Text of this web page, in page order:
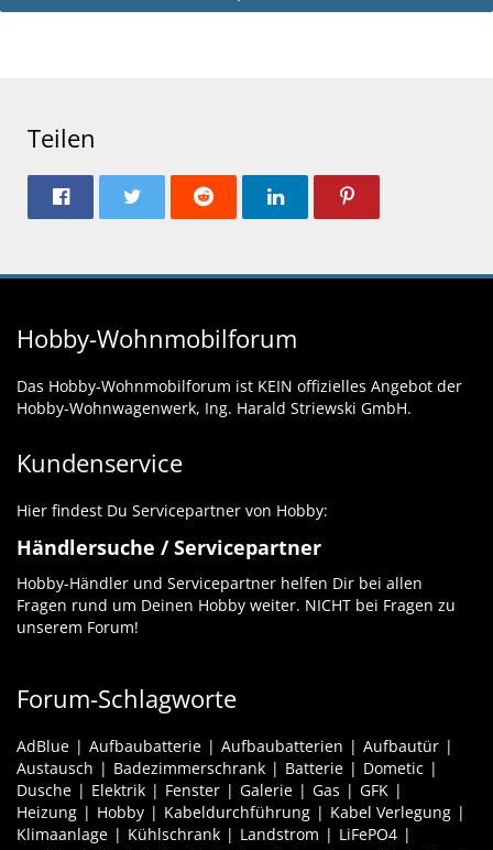
Teilen
Hobby-Wohnmobilforum
Das Hobby-Wohnmobilforum ist KEIN offizielles Angebot der
Hobby-Wohnwagenwerk, Ing. Harald Striewski GmbH.
Kundenservice
Hier findest Du Servicepartner von Hobby:
Händlersuche / Servicepartner
Hobby-Händler und Servicepartner helfen Dir bei allen
Fragen rund um Deinen Hobby weiter. NICHT bei Fragen zu
unserem Forum!
Forum-Schlagworte
AdBlue Aufbaubatterie Aufbaubatterien
Aufbautür
Austausch
Badezimmerschrank Batterie
Dometic
Dusche
Elektrik Fenster Galerie Gas
GFK
Heizung
Hobby Kabeldurchführung
Kabel Verlegung
Klimaanlage
Kühlschrank Landstrom
LiFePO4